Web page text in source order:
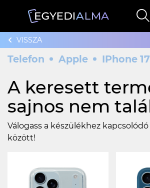
VISSZA
Telefon Apple IPhone
A keresett
sajnos nem
Válogass a készülékhez
között!